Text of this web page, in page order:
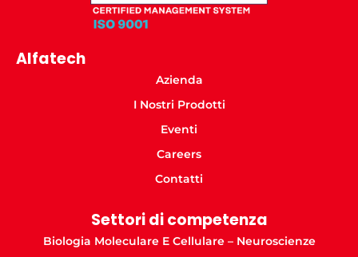
Alfatech
Azienda
I Nostri Prodotti
Eventi
Careers
Contatti
Settori di competenza
Biologia Moleculare E Cellulare – Neuroscienze